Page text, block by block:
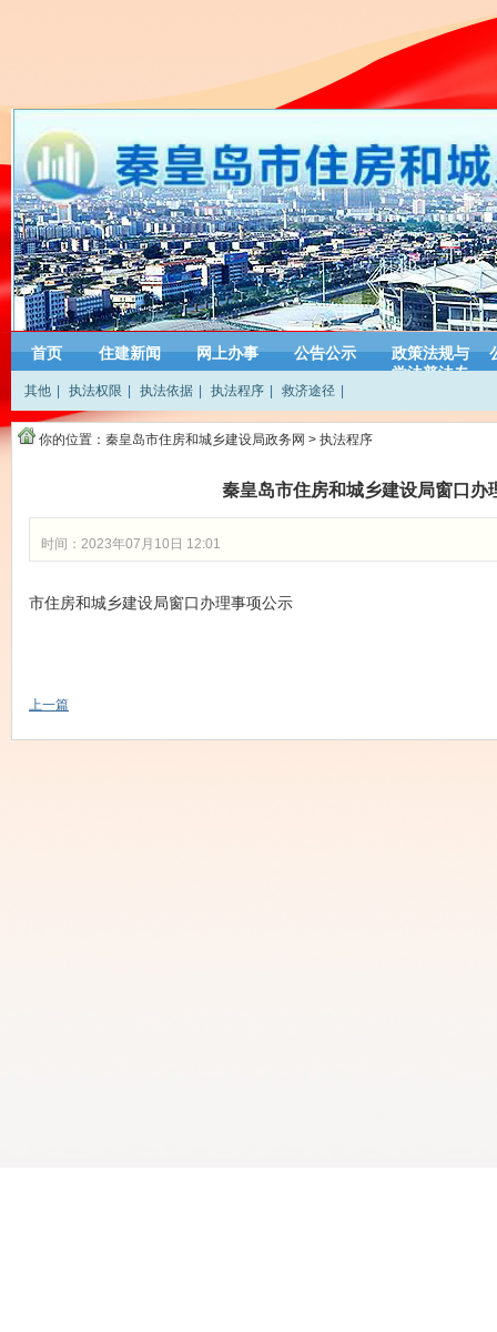
首页 住建新闻 网上办事 公告公示
政策法规与
学法普法专
其他 执法权限 执法依据 执法程序 救济途径
你的位置： 秦皇岛市住房和城乡建设局政务网 > 执法程序
秦皇岛市住房和城乡建设局窗口办
时间：2023年07月10日 12:01
市住房和城乡建设局窗口办理事项公示
上一篇